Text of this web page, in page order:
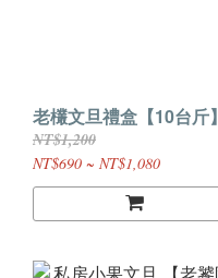
老欉文旦禮盒【10台斤】
NT$1,200
NT$690 ~ NT$1,080